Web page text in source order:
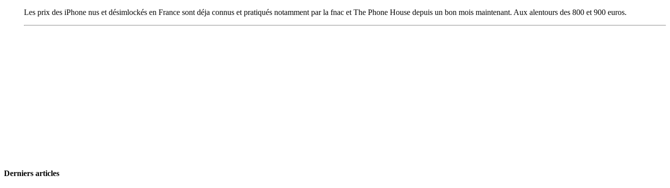
Les prix des iPhone nus et désimlockés en France sont déja connus et pratiqués notamment par la fnac et The Phone House depuis un bon mois maintenant. Aux alentours des 800 et 900 euros.
Derniers articles